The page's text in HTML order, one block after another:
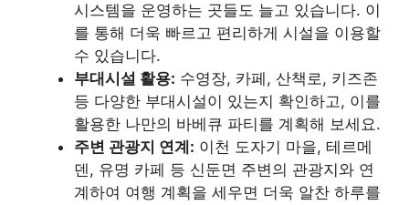
시스템을 운영하는 곳들도 늘고 있습니다. 이
를 통해 더욱 빠르고 편리하게 시설을 이용할
수 있습니다.
부대시설 활용: 수영장, 카페, 산책로, 키즈존
등 다양한 부대시설이 있는지 확인하고, 이를
활용한 나만의 바베큐 파티를 계획해 보세요.
주변 관광지 연계: 이천 도자기 마을, 테르메
덴, 유명 카페 등 신둔면 주변의 관광지와 연
계하여 여행 계획을 세우면 더욱 알찬 하루를